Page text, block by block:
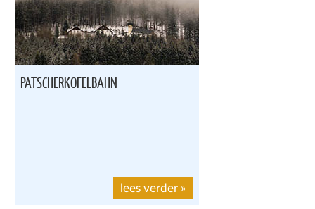
PATSCHERKOFELBAHN
lees verder »